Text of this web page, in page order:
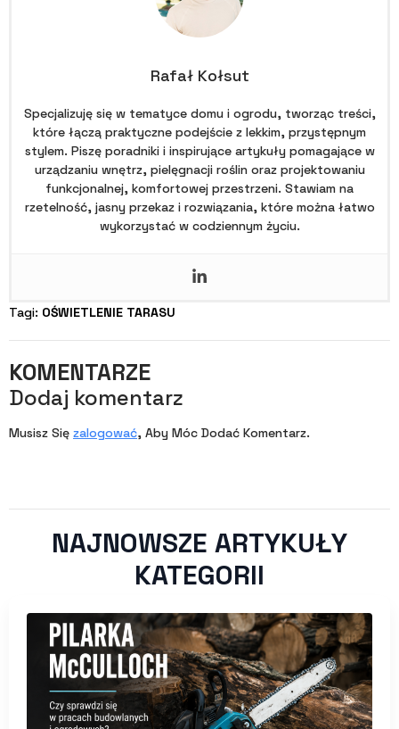
Rafał Kołsut
Specjalizuję się w tematyce domu i ogrodu, tworząc treści,
które łączą praktyczne podejście z lekkim, przystępnym
stylem. Piszę poradniki i inspirujące artykuły pomagające w
urządzaniu wnętrz, pielęgnacji roślin oraz projektowaniu
funkcjonalnej, komfortowej przestrzeni. Stawiam na
rzetelność, jasny przekaz i rozwiązania, które można łatwo
wykorzystać w codziennym życiu.
Tagi: OŚWIETLENIE TARASU
KOMENTARZE
Dodaj komentarz
Musisz Się zalogować, Aby Móc Dodać Komentarz.
NAJNOWSZE ARTYKUŁY
KATEGORII